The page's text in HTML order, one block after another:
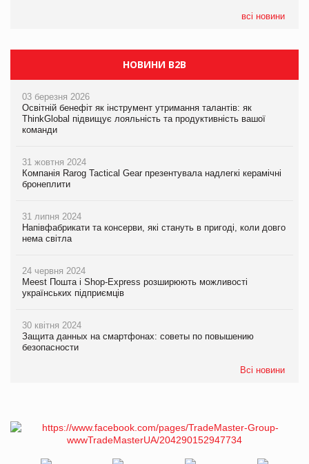
всі новини
НОВИНИ B2B
03 березня 2026
Освітній бенефіт як інструмент утримання талантів: як
ThinkGlobal підвищує лояльність та продуктивність вашої
команди
31 жовтня 2024
Компанія Rarog Tactical Gear презентувала надлегкі керамічні
бронеплити
31 липня 2024
Напівфабрикати та консерви, які стануть в пригоді, коли довго
нема світла
24 червня 2024
Meest Пошта і Shop-Express розширюють можливості
українських підприємців
30 квітня 2024
Защита данных на смартфонах: советы по повышению
безопасности
Всі новини